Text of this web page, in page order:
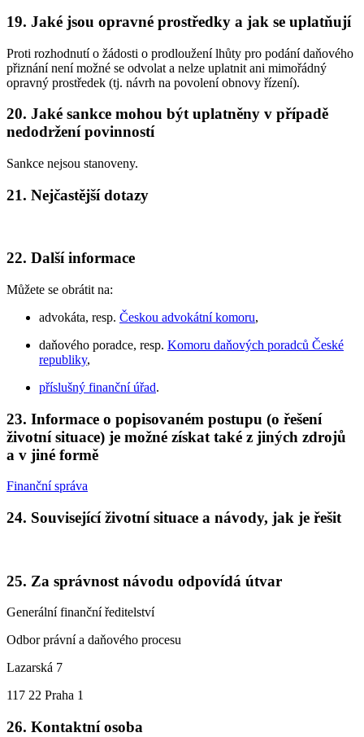
19. Jaké jsou opravné prostředky a jak se uplatňují
Proti rozhodnutí o žádosti o prodloužení lhůty pro podání daňového
přiznání není možné se odvolat a nelze uplatnit ani mimořádný
opravný prostředek (tj. návrh na povolení obnovy řízení).
20. Jaké sankce mohou být uplatněny v případě
nedodržení povinností
Sankce nejsou stanoveny.
21. Nejčastější dotazy
22. Další informace
Můžete se obrátit na:
advokáta, resp. Českou advokátní komoru,
daňového poradce, resp. Komoru daňových poradců České
republiky,
příslušný finanční úřad.
23. Informace o popisovaném postupu (o řešení
životní situace) je možné získat také z jiných zdrojů
a v jiné formě
Finanční správa
24. Související životní situace a návody, jak je řešit
25. Za správnost návodu odpovídá útvar
Generální finanční ředitelství
Odbor právní a daňového procesu
Lazarská 7
117 22 Praha 1
26. Kontaktní osoba